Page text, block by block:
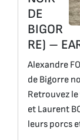
DE
BIGOR
RE) –
Alexandre
de Bigorre
Retrouvez
et Laurent
leurs porcs